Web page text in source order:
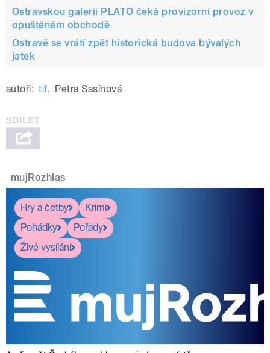
Ostravskou galerii PLATO čeká provizorní provoz v
opuštěném obchodě
Ostravě se vrátí zpět historická budova bývalých
jatek
autoři: tif, Petra Sasínová
mujRozhlas
Hry a četby
Krimi
Pohádky
Pořady
Živé vysílání